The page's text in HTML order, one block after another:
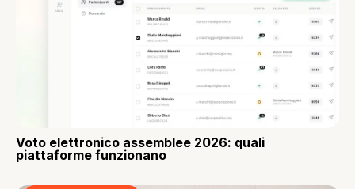
Voto elettronico assemblee 2026: quali
piattaforme funzionano